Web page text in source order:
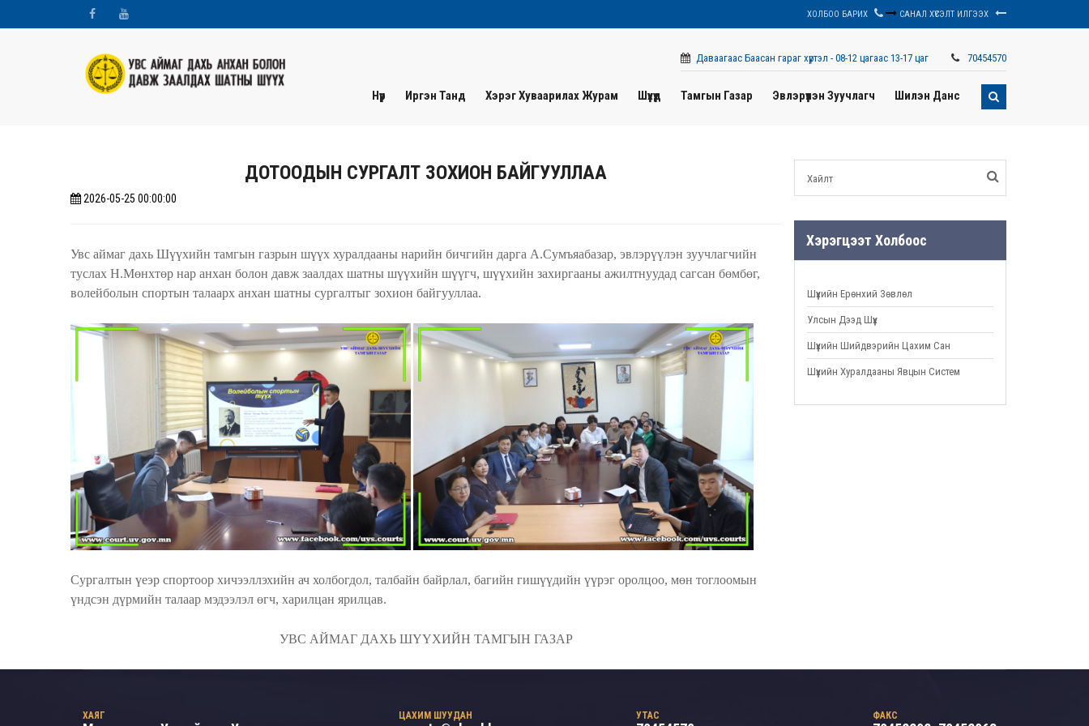
ХОЛБОО БАРИХ САНАЛ ХҮСЭЛТ ИЛГЭЭХ
Даваагаас Баасан гараг хүртэл - 08-12 цагаас 13-17 цаг 70454570
Нүүр Иргэн Танд Хэрэг Хуваарилах Журам Шүүхүүд Тамгын Газар Эвлэрүүлэн Зуучлагч Шилэн Данс
ДОТООДЫН СУРГАЛТ ЗОХИОН БАЙГУУЛЛАА
2026-05-25 00:00:00
Увс аймаг дахь Шүүхийн тамгын газрын шүүх хуралдааны нарийн бичгийн дарга А.Сумъяабазар, эвлэрүүлэн зуучлагчийн
туслах Н.Мөнхтөр нар анхан болон давж заалдах шатны шүүхийн шүүгч, шүүхийн захиргааны ажилтнуудад сагсан бөмбөг,
волейболын спортын талаарх анхан шатны сургалтыг зохион байгууллаа.
Сургалтын үеэр спортоор хичээллэхийн ач холбогдол, талбайн байрлал, багийн гишүүдийн үүрэг оролцоо, мөн тоглоомын
үндсэн дүрмийн талаар мэдээлэл өгч, харилцан ярилцав.
УВС АЙМАГ ДАХЬ ШҮҮХИЙН ТАМГЫН ГАЗАР
Хэрэгцээт Холбоос
Шүүхийн Ерөнхий Зөвлөл
Улсын Дээд Шүүх
Шүүхийн Шийдвэрийн Цахим Сан
Шүүхийн Хуралдааны Явцын Систем
ХАЯГ ЦАХИМ ШУУДАН УТАС ФАКС